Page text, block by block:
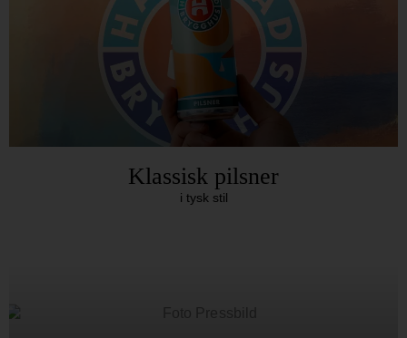
Klassisk pilsner
i tysk stil